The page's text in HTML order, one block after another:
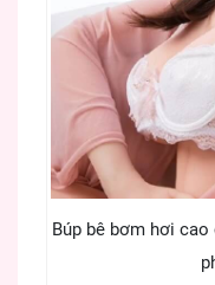
Búp bê bơm hơi